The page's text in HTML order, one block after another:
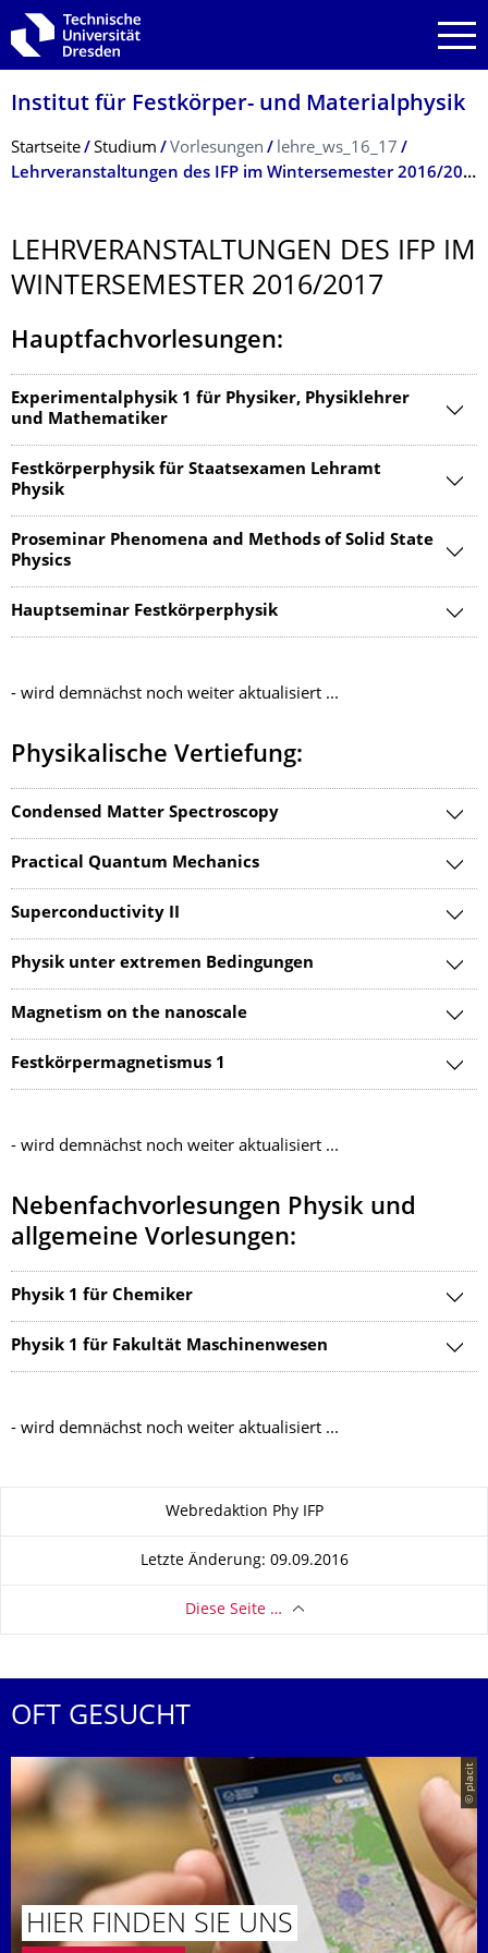
Zur Hauptnavigation springen
Zur Suche springen
Zum Inhalt springen
Institut für Festkörper- und Materialphysik
Breadcrumb-Menü
Startseite Studium Vorlesungen
lehre_ws_16_17
Lehrveranstaltungen des IFP im Wintersemester 2016/2017
LEHRVERANSTAL­TUNGEN DES IFP IM
WINTERSEMESTER 2016/2017
Hauptfachvorlesungen:
Experimentalphysik 1 für Physiker, Physiklehrer
und Mathematiker
Festkörperphysik für Staatsexamen Lehramt
Physik
Proseminar Phenomena and Methods of Solid State
Physics
Hauptseminar Festkörperphysik
- wird demnächst noch weiter aktualisiert ...
Physikalische Vertiefung:
Condensed Matter Spectroscopy
Practical Quantum Mechanics
Superconductivity II
Physik unter extremen Bedingungen
Magnetism on the nanoscale
Festkörpermagnetismus 1
- wird demnächst noch weiter aktualisiert ...
Nebenfachvorlesungen Physik und
allgemeine Vorlesungen:
Physik 1 für Chemiker
Physik 1 für Fakultät Maschinenwesen
- wird demnächst noch weiter aktualisiert ...
Zu dieser SeiteWebredaktion Phy IFP
Letzte Änderung: 09.09.2016
Diese Seite …
OFT GESUCHT
© placit
HIER FINDEN SIE UNS